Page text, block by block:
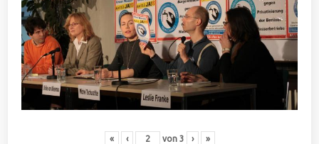
« ‹ von 3 › »